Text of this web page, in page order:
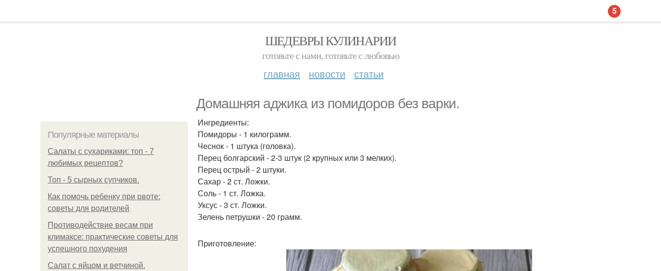
ШЕДЕВРЫ КУЛИНАРИИ
готовьте с нами, готовьте с любовью
главная новости статьи
Домашняя аджика из помидоров без варки.
Популярные материалы
Салаты с сухариками: топ - 7
любимых рецептов?
Топ - 5 сырных супчиков.
Как помочь ребенку при рвоте:
советы для родителей
Противодействие весам при
климаксе: практические советы для
успешного похудения
Салат с яйцом и ветчиной.
Ингредиенты:
Помидоры - 1 килограмм.
Чеснок - 1 штука (головка).
Перец болгарский - 2-3 штук (2 крупных или 3 мелких).
Перец острый - 2 штуки.
Сахар - 2 ст. Ложки.
Соль - 1 ст. Ложка.
Уксус - 3 ст. Ложки.
Зелень петрушки - 20 грамм.
Приготовление:
5